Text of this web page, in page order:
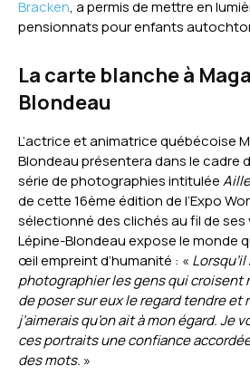
Bracken, a permis de mettre en
pensionnats pour enfants
La carte blanche à
Blondeau
L’actrice et animatrice québécoise
Blondeau présentera dans le cadre
série de photographies intitulée
de cette 16ème édition de l’Expo
sélectionné des clichés au fil de ses
Lépine-Blondeau expose le monde
œil empreint d’humanité : « Lorsqu’il
photographier les gens qui croisent
de poser sur eux le regard tendre et
j’aimerais qu’on ait à mon égard. Je
ces portraits une confiance
des mots. »